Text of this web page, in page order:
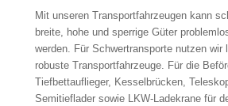
Mit unseren Transportfahrzeugen kann
breite, hohe und sperrige Güter
werden. Für Schwertransporte nutzen wir
robuste Transportfahrzeuge. Für die
Tiefbettauflieger, Kesselbrücken,
Semitieflader sowie LKW-Ladekrane für